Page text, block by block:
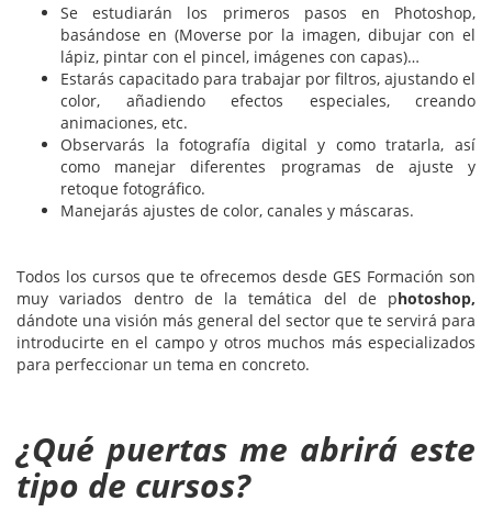
Se estudiarán los primeros pasos en Photoshop,
basándose en (Moverse por la imagen, dibujar con el
lápiz, pintar con el pincel, imágenes con capas)…
Estarás capacitado para trabajar por filtros, ajustando el
color, añadiendo efectos especiales, creando
animaciones, etc.
Observarás la fotografía digital y como tratarla, así
como manejar diferentes programas de ajuste y
retoque fotográfico.
Manejarás ajustes de color, canales y máscaras.
Todos los cursos que te ofrecemos desde GES Formación son
muy variados dentro de la temática del de photoshop,
dándote una visión más general del sector que te servirá para
introducirte en el campo y otros muchos más especializados
para perfeccionar un tema en concreto.
¿Qué puertas me abrirá este
tipo de cursos?